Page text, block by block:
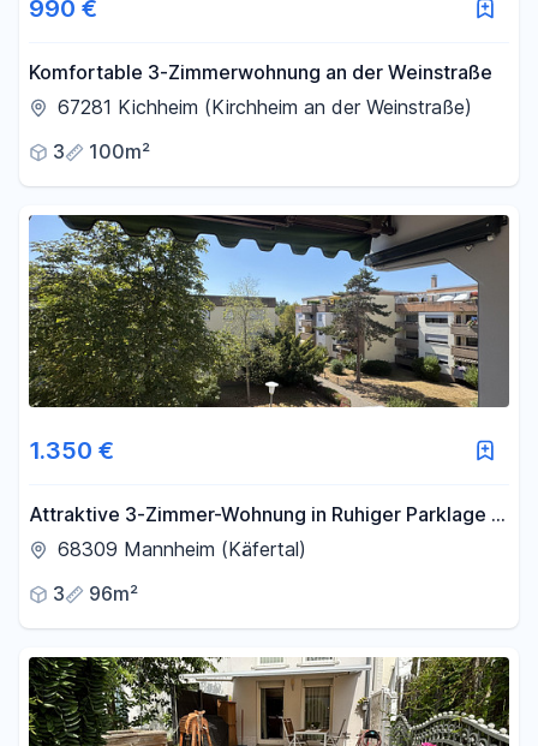
990 €
Komfortable 3-Zimmerwohnung an der Weinstraße
67281 Kichheim (Kirchheim an der Weinstraße)
3
100m²
1.350 €
Attraktive 3-Zimmer-Wohnung in Ruhiger Parklage –
Mannheim-Käfertal
68309 Mannheim (Käfertal)
3
96m²